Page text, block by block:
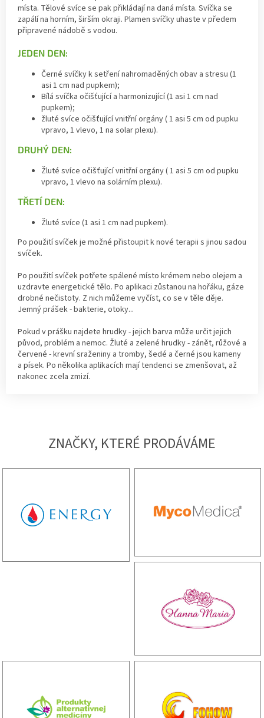
místa. Tělové svíce se pak přikládají na daná místa. Svíčka se
zapálí na horním, širším okraji. Plamen svíčky uhaste v předem
připravené nádobě s vodou.
JEDEN DEN:
Černé svíčky k setření nahromaděných obav a stresu (1
asi 1 cm nad pupkem);
Bílá svíčka očišťující a harmonizující (1 asi 1 cm nad
pupkem);
žluté svíce očišťující vnitřní orgány ( 1 asi 5 cm od pupku
vpravo, 1 vlevo, 1 na solar plexu).
DRUHÝ DEN:
Žluté svíce očišťující vnitřní orgány ( 1 asi 5 cm od pupku
vpravo, 1 vlevo na solárním plexu).
TŘETÍ DEN:
Žluté svíce (1 asi 1 cm nad pupkem).
Po použití svíček je možné přistoupit k nové terapii s jinou sadou
svíček.
Po použití svíček potřete spálené místo krémem nebo olejem a
uzdravte energetické tělo. Po aplikaci zůstanou na hořáku, gáze
drobné nečistoty. Z nich můžeme vyčíst, co se v těle děje.
Jemný prášek - bakterie, otoky...
Pokud v prášku najdete hrudky - jejich barva může určit jejich
původ, problém a nemoc. Žluté a zelené hrudky - zánět, růžové a
červené - krevní sraženiny a tromby, šedé a černé jsou kameny
a písek. Po několika aplikacích mají tendenci se zmenšovat, až
nakonec zcela zmizí.
ZNAČKY, KTERÉ PRODÁVÁME